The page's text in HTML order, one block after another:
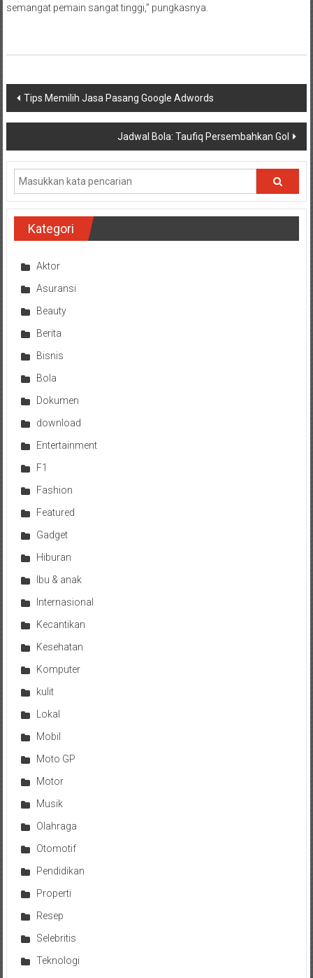
semangat pemain sangat tinggi,” pungkasnya.
Navigasi
pos
Tips Memilih Jasa Pasang Google Adwords
Jadwal Bola: Taufiq Persembahkan Gol
Kategori
Aktor
Asuransi
Beauty
Berita
Bisnis
Bola
Dokumen
download
Entertainment
F1
Fashion
Featured
Gadget
Hiburan
Ibu & anak
Internasional
Kecantikan
Kesehatan
Komputer
kulit
Lokal
Mobil
Moto GP
Motor
Musik
Olahraga
Otomotif
Pendidikan
Properti
Resep
Selebritis
Teknologi